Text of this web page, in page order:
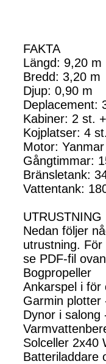
FAKTA
Längd: 9,20 m
Bredd: 3,20 m
Djup: 0,90 m
Deplacement:
Kabiner: 2 st.
Kojplatser: 4 st.
Motor:
Gångtimmar:
Bränsletank:
Vattentank:
UTRUSTNING
Nedan följer
utrustning.
se PDF-fil
Bogpropeller
Ankarspel i för
Garmin plotter
Dynor i salong
Solceller 2x40
Batteriladdare